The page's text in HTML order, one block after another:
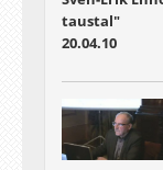
taustal"
20.04.10